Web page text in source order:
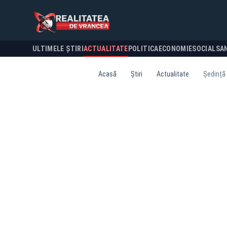
ULTIMELE ȘTIRI ACTUALITATE POLITICA ECONOMIESOCIAL
Acasă Știri Actualitate